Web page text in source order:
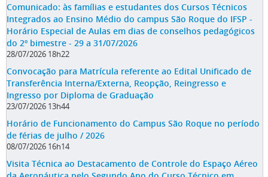
Comunicado: às famílias e estudantes dos Cursos Técnicos
Integrados ao Ensino Médio do campus São Roque do IFSP -
Horário Especial de Aulas em dias de conselhos pedagógicos
do 2º bimestre - 29 a 31/07/2026
28/07/2026 18h22
Convocação para Matrícula referente ao Edital Unificado de
Transferência Interna/Externa, Reopção, Reingresso e
Ingresso por Diploma de Graduação
23/07/2026 13h44
Horário de Funcionamento do Campus São Roque no período
de férias de julho / 2026
08/07/2026 16h14
Visita Técnica ao Destacamento de Controle do Espaço Aéreo